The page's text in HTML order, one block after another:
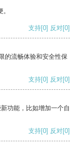
支持[0] 反对[0]
的流畅体验和安全性保
支持[0] 反对[0]
功能，比如增加一个自
支持[0] 反对[0]